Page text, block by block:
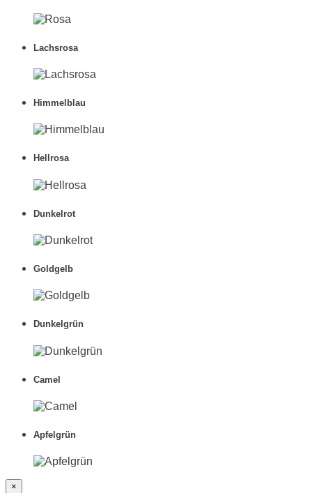
Lachsrosa
Himmelblau
Hellrosa
Dunkelrot
Goldgelb
Dunkelgrün
Camel
Apfelgrün
×